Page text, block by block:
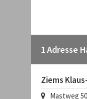
1 Adresse
Ziems
Mastweg 50